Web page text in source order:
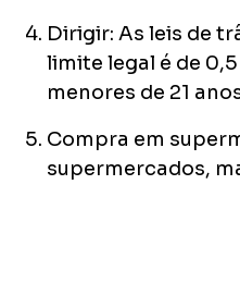
Dirigir: As leis de
limite legal é de
menores de 21
Compra em
supermercados,